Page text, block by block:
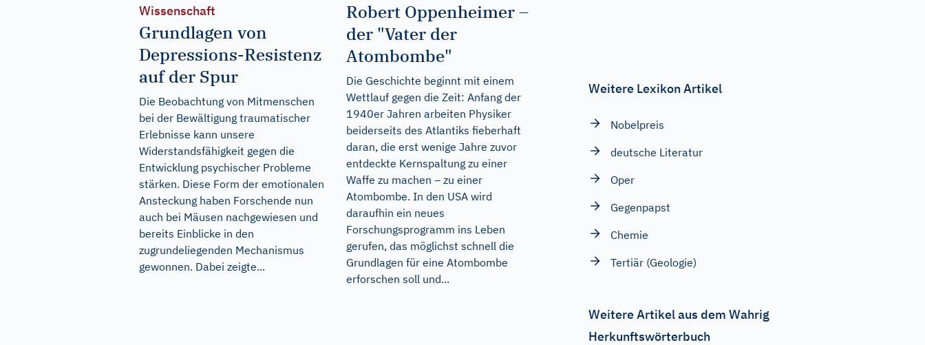
Wissenschaft
Grundlagen von
Depressions-Resistenz
auf der Spur
Die Beobachtung von Mitmenschen
bei der Bewältigung traumatischer
Erlebnisse kann unsere
Widerstandsfähigkeit gegen die
Entwicklung psychischer Probleme
stärken. Diese Form der emotionalen
Ansteckung haben Forschende nun
auch bei Mäusen nachgewiesen und
bereits Einblicke in den
zugrundeliegenden Mechanismus
gewonnen. Dabei zeigte...
Robert Oppenheimer –
der "Vater der
Atombombe"
Die Geschichte beginnt mit einem
Wettlauf gegen die Zeit: Anfang der
1940er Jahren arbeiten Physiker
beiderseits des Atlantiks fieberhaft
daran, die erst wenige Jahre zuvor
entdeckte Kernspaltung zu einer
Waffe zu machen – zu einer
Atombombe. In den USA wird
daraufhin ein neues
Forschungsprogramm ins Leben
gerufen, das möglichst schnell die
Grundlagen für eine Atombombe
erforschen soll und...
Weitere Lexikon Artikel
Nobelpreis
deutsche Literatur
Oper
Gegenpapst
Chemie
Tertiär (Geologie)
Weitere Artikel aus dem Wahrig
Herkunftswörterbuch